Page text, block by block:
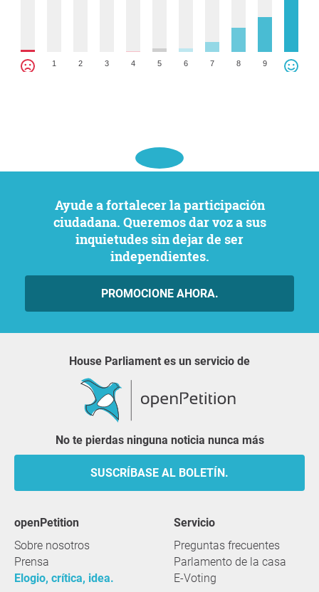
1 2 3 4 5 6 7 8 9
Ayude a fortalecer la participación
ciudadana. Queremos dar voz a sus
inquietudes sin dejar de ser
independientes.
PROMOCIONE AHORA.
House Parliament es un servicio de
No te pierdas ninguna noticia nunca más
SUSCRÍBASE AL BOLETÍN.
openPetition
Sobre nosotros
Prensa
Elogio, crítica, idea.
servicio
Preguntas frecuentes
Parlamento de la casa
E-Voting